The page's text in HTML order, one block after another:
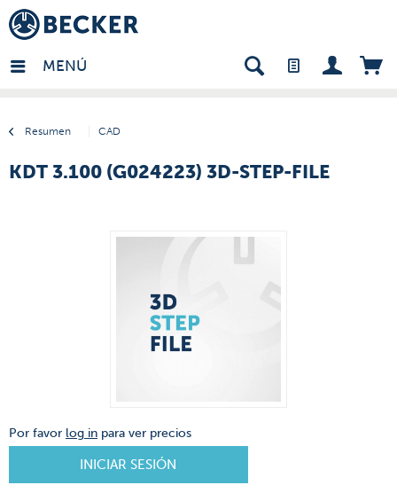
MENÚ
Resumen CAD
- ES
KDT 3.100 (G024223) 3D-STEP-FILE
Por favor log in para ver precios
INICIAR SESIÓN